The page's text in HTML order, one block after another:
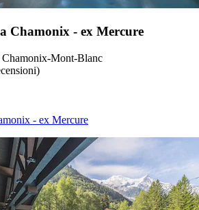
Chamonix - ex Mercure
Mont-Blanc
- ex Mercure